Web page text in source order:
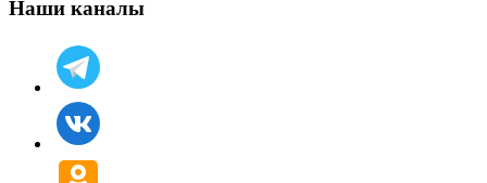
Наши каналы